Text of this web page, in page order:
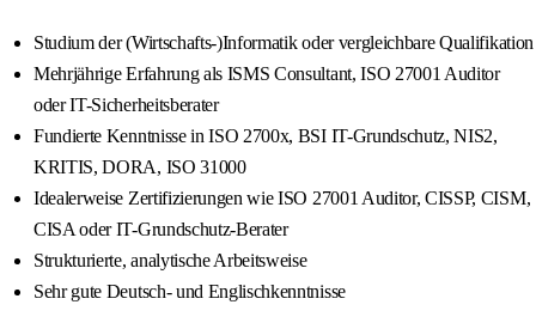
Studium der (Wirtschafts-)Informatik oder vergleichbare Qualifikation
Mehrjährige Erfahrung als ISMS Consultant, ISO 27001 Auditor
oder IT-Sicherheitsberater
Fundierte Kenntnisse in ISO 2700x, BSI IT-Grundschutz, NIS2,
KRITIS, DORA, ISO 31000
Idealerweise Zertifizierungen wie ISO 27001 Auditor, CISSP, CISM,
CISA oder IT-Grundschutz-Berater
Strukturierte, analytische Arbeitsweise
Sehr gute Deutsch- und Englischkenntnisse